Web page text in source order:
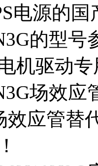
电源的
的型号
机驱动
场效应
效应管替